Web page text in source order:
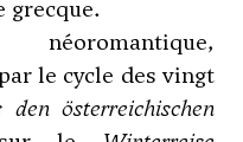
grecque.
le cycle des vingt
den österreichischen